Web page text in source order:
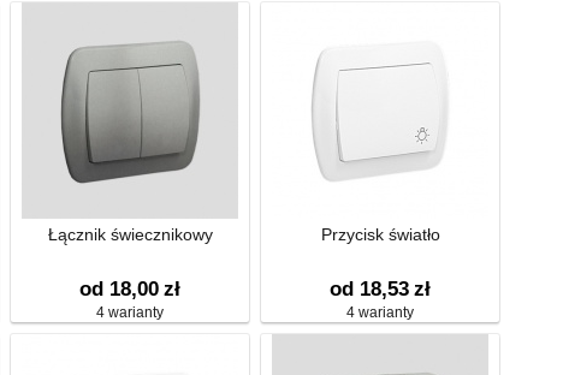
Łącznik świecznikowy
od 18,00 zł
4 warianty
Przycisk światło
od 18,53 zł
4 warianty